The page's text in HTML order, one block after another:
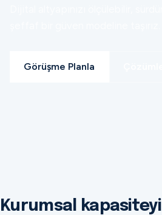
Görüşme Planla
Kurumsal kapasiteyi